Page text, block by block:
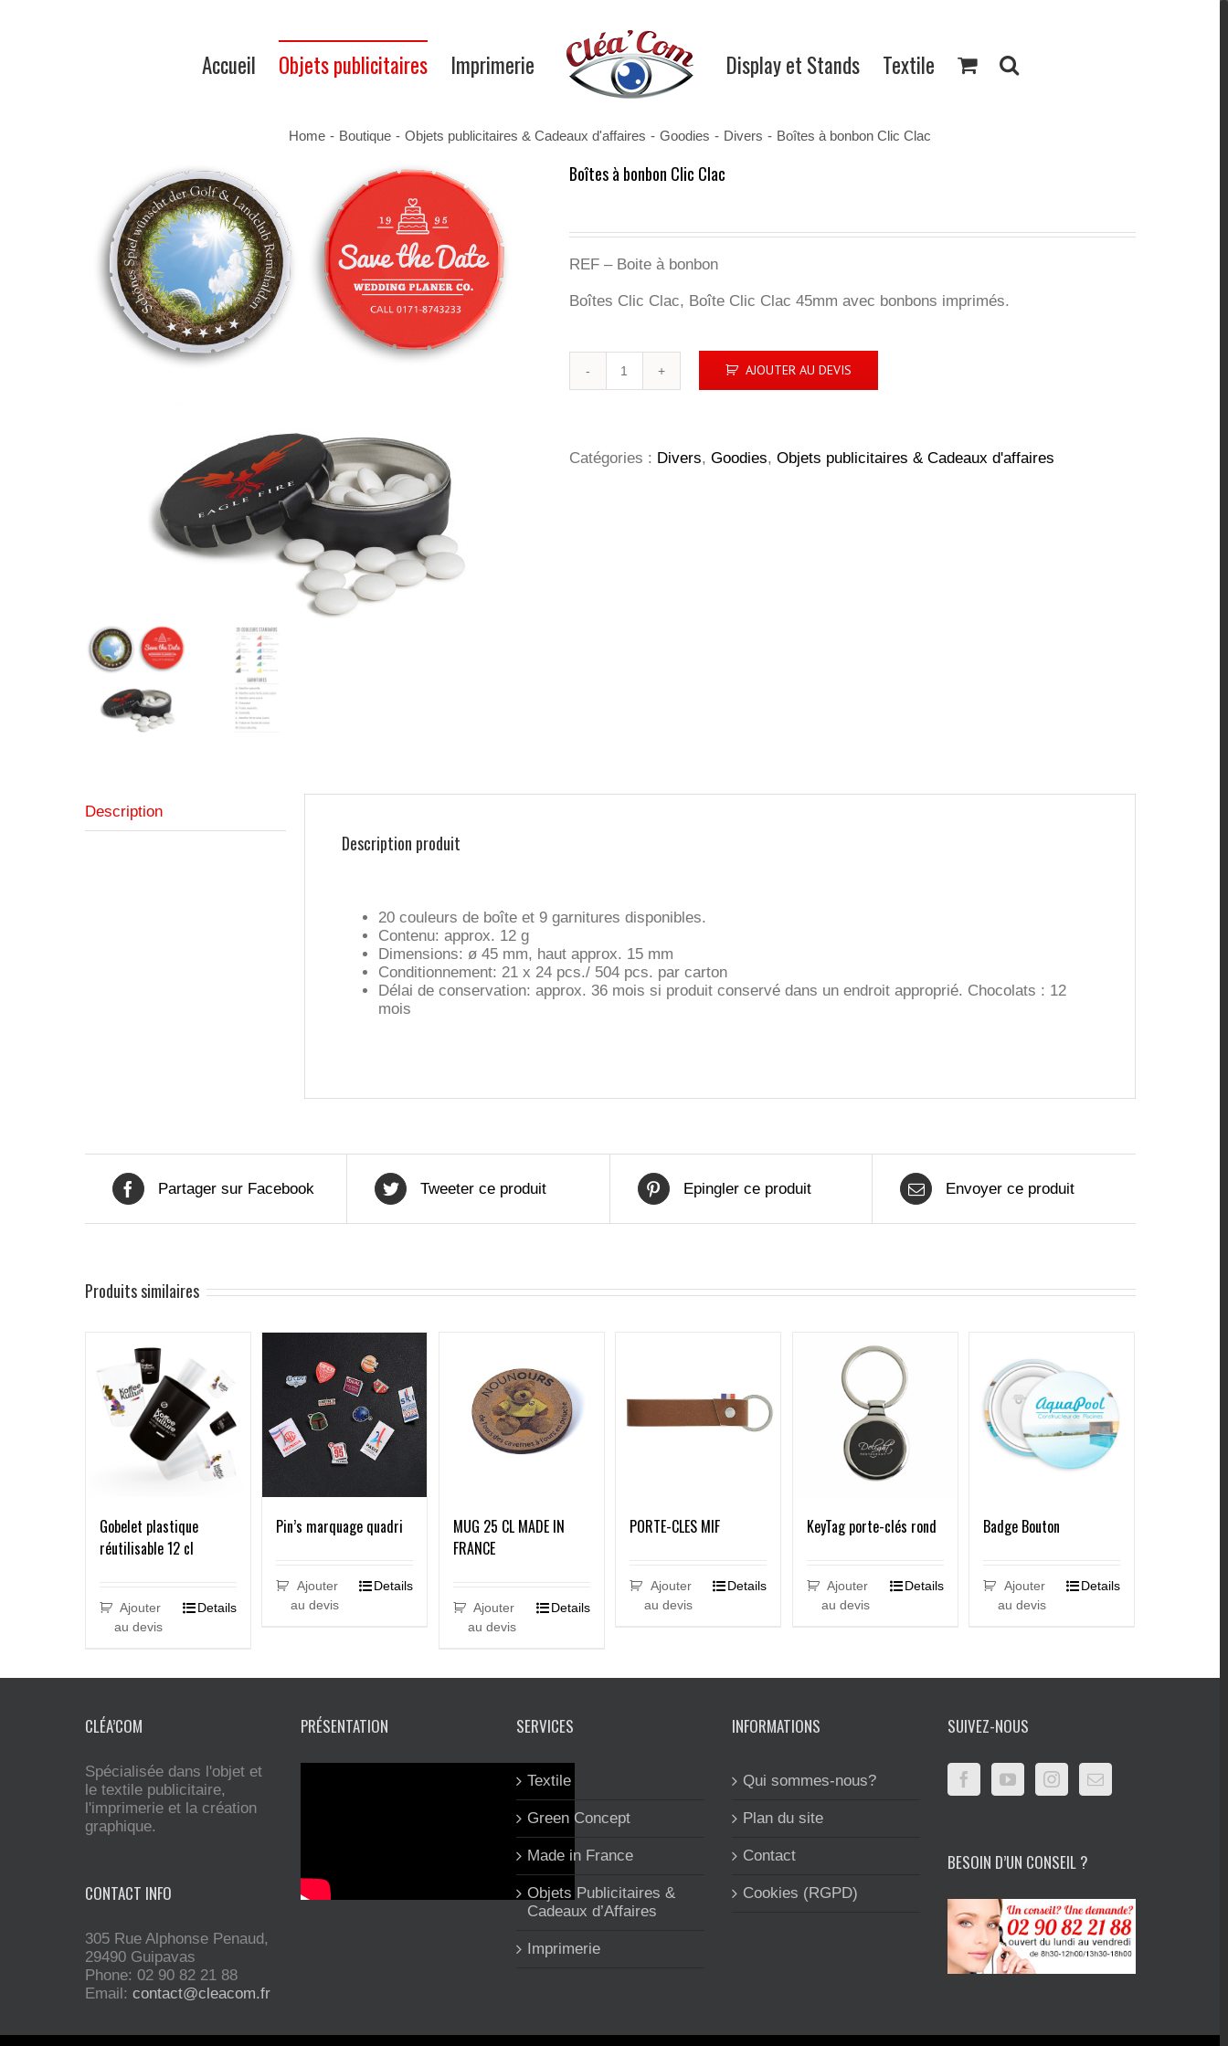
Accueil Objets publicitaires Imprimerie Display et Stands Textile
Home - Boutique - Objets publicitaires & Cadeaux d'affaires - Goodies - Divers - Boîtes à bonbon Clic Clac
Boîtes à bonbon Clic Clac
REF – Boite à bonbon
Boîtes Clic Clac, Boîte Clic Clac 45mm avec bonbons imprimés.
de
Clic
Clac
AJOUTER AU DEVIS
Catégories : Divers, Goodies, Objets publicitaires & Cadeaux d'affaires
Description
Description produit
20 couleurs de boîte et 9 garnitures disponibles.
Contenu: approx. 12 g
Dimensions: ø 45 mm, haut approx. 15 mm
Conditionnement: 21 x 24 pcs./ 504 pcs. par carton
Délai de conservation: approx. 36 mois si produit conservé dans un endroit approprié. Chocolats : 12
mois
Partager sur Facebook Tweeter ce produit Epingler ce produit Envoyer ce produit
Produits similaires
Gobelet plastique
réutilisable 12 cl
Ajouter
au devis
Details
Pin’s marquage quadri
Ajouter
au devis
Details
MUG 25 CL MADE IN
FRANCE
Ajouter
au devis
Details
PORTE-CLES MIF
Ajouter
au devis
Details
KeyTag porte-clés rond
Ajouter
au devis
Details
Badge Bouton
Ajouter
au devis
Details
CLÉA’COM
Spécialisée dans l'objet et
le textile publicitaire,
l'imprimerie et la création
graphique.
CONTACT INFO
305 Rue Alphonse Penaud,
29490 Guipavas
Phone: 02 90 82 21 88
Email: contact@cleacom.fr
PRÉSENTATION SERVICES
Textile
Green Concept
Made in France
Objets Publicitaires &
Cadeaux d’Affaires
Imprimerie
INFORMATIONS
Qui sommes-nous?
Plan du site
Contact
Cookies (RGPD)
SUIVEZ-NOUS
BESOIN D’UN CONSEIL ?